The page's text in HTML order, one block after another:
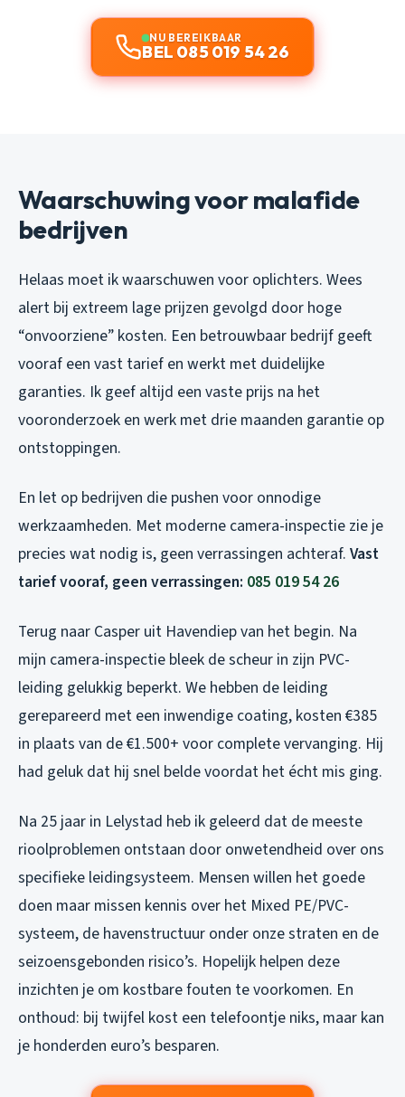
NU BEREIKBAAR
BEL 085 019 54 26
Waarschuwing voor malafide
bedrijven
Helaas moet ik waarschuwen voor oplichters. Wees
alert bij extreem lage prijzen gevolgd door hoge
“onvoorziene” kosten. Een betrouwbaar bedrijf geeft
vooraf een vast tarief en werkt met duidelijke
garanties. Ik geef altijd een vaste prijs na het
vooronderzoek en werk met drie maanden garantie op
ontstoppingen.
En let op bedrijven die pushen voor onnodige
werkzaamheden. Met moderne camera-inspectie zie je
precies wat nodig is, geen verrassingen achteraf. Vast
tarief vooraf, geen verrassingen: 085 019 54 26
Terug naar Casper uit Havendiep van het begin. Na
mijn camera-inspectie bleek de scheur in zijn PVC-
leiding gelukkig beperkt. We hebben de leiding
gerepareerd met een inwendige coating, kosten €385
in plaats van de €1.500+ voor complete vervanging. Hij
had geluk dat hij snel belde voordat het écht mis ging.
Na 25 jaar in Lelystad heb ik geleerd dat de meeste
rioolproblemen ontstaan door onwetendheid over ons
specifieke leidingsysteem. Mensen willen het goede
doen maar missen kennis over het Mixed PE/PVC-
systeem, de havenstructuur onder onze straten en de
seizoensgebonden risico’s. Hopelijk helpen deze
inzichten je om kostbare fouten te voorkomen. En
onthoud: bij twijfel kost een telefoontje niks, maar kan
je honderden euro’s besparen.